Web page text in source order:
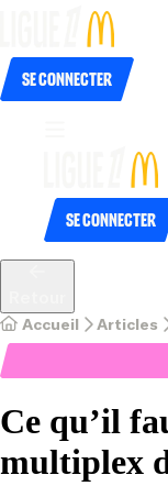
Se connecter
Se connecter
Accueil Articles
Ce qu’il
multiplex